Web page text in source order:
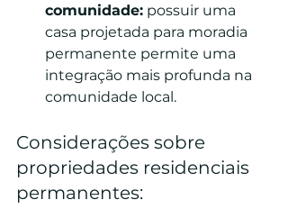
comunidade: possuir uma
casa projetada para moradia
permanente permite uma
integração mais profunda na
comunidade local.
Considerações sobre
propriedades residenciais
permanentes: